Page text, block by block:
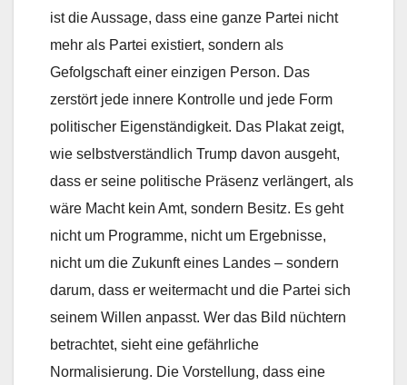
ist die Aussage, dass eine ganze Partei nicht
mehr als Partei existiert, sondern als
Gefolgschaft einer einzigen Person. Das
zerstört jede innere Kontrolle und jede Form
politischer Eigenständigkeit. Das Plakat zeigt,
wie selbstverständlich Trump davon ausgeht,
dass er seine politische Präsenz verlängert, als
wäre Macht kein Amt, sondern Besitz. Es geht
nicht um Programme, nicht um Ergebnisse,
nicht um die Zukunft eines Landes – sondern
darum, dass er weitermacht und die Partei sich
seinem Willen anpasst. Wer das Bild nüchtern
betrachtet, sieht eine gefährliche
Normalisierung. Die Vorstellung, dass eine